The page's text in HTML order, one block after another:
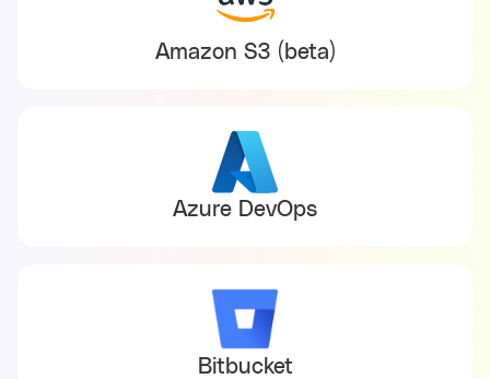
Amazon S3 (beta)
Azure DevOps
Bitbucket